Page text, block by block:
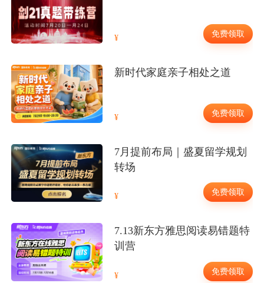
免费领取
新时代家庭亲子相处之道
免费领取
7月提前布局｜盛夏留学规划
转场
免费领取
7.13新东方雅思阅读易错题特
训营
免费领取